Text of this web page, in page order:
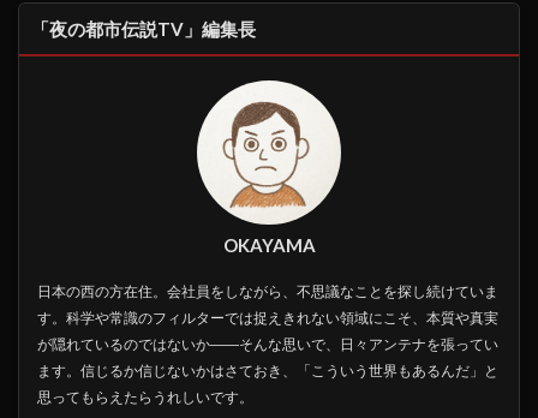
「夜の都市伝説TV」編集長
OKAYAMA
日本の西の方在住。会社員をしながら、不思議なことを探し続けていま
す。科学や常識のフィルターでは捉えきれない領域にこそ、本質や真実
が隠れているのではないか――そんな思いで、日々アンテナを張ってい
ます。信じるか信じないかはさておき、「こういう世界もあるんだ」と
思ってもらえたらうれしいです。